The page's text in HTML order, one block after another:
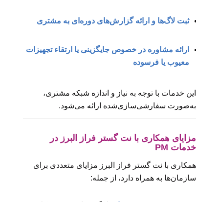
ثبت لاگ‌ها و ارائه گزارش‌های دوره‌ای به مشتری
ارائه مشاوره در خصوص جایگزینی یا ارتقاء تجهیزات
معیوب یا فرسوده
این خدمات با توجه به نیاز و اندازه شبکه مشتری،
به‌صورت سفارشی‌سازی‌شده ارائه می‌شود.
مزایای همکاری با نت گستر فراز البرز در
خدمات PM
همکاری با نت گستر فراز البرز مزایای متعددی برای
سازمان‌ها به همراه دارد، از جمله: